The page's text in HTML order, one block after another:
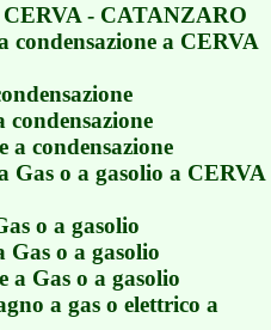
- CATANZARO
condensazione a CERVA
a condensazione
Gas o a gasolio a CERVA
o a gasolio
o a gasolio
a Gas o a gasolio
a gas o elettrico a